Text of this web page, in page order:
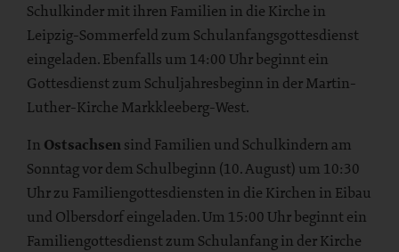
Schulkinder mit ihren Familien in die Kirche in
Leipzig-Sommerfeld zum Schulanfangsgottesdienst
eingeladen. Ebenfalls um 14:00 Uhr beginnt ein
Gottesdienst zum Schuljahresbeginn in der Martin-
Luther-Kirche Markkleeberg-West.
In Ostsachsensind Familien und Schulkindern am
Sonntag vor dem Schulbeginn (10. August) um 10:30
Uhr zu Familiengottesdiensten in die Kirchen in Eibau
und Olbersdorf eingeladen. Um 15:00 Uhr beginnt ein
Familiengottesdienst zum Schulanfang in der Kirche